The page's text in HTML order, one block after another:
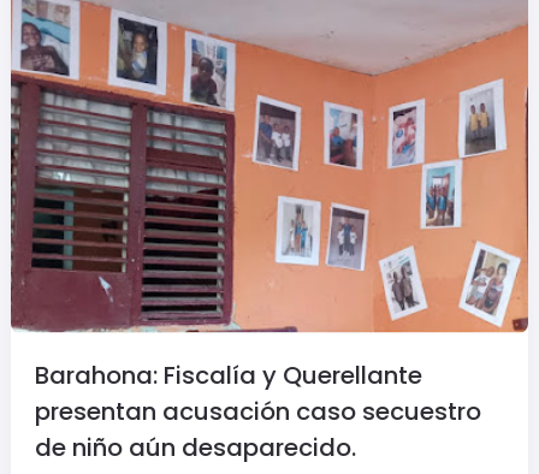
Barahona: Fiscalía y Querellante
presentan acusación caso secuestro
de niño aún desaparecido.